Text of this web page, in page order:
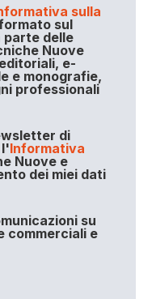
sulla
sul
delle
Nuove
e-
e monografie,
professionali
di
l'Informativa
Nuove e
dei miei dati
su
commerciali e